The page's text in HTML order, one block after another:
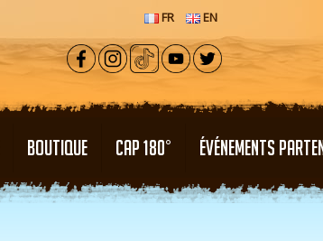
FR EN
BOUTIQUE CAP 180° ÉVÉNEMENTS